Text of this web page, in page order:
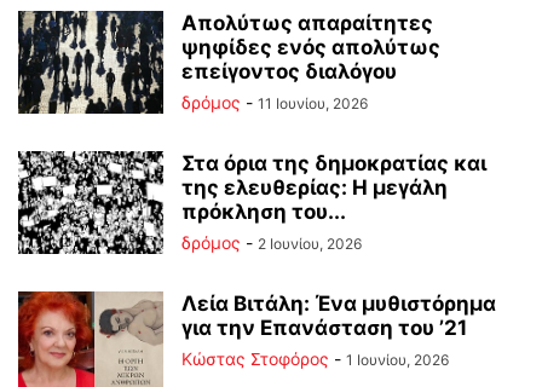
Απολύτως απαραίτητες
ψηφίδες ενός απολύτως
επείγοντος διαλόγου
δρόμος - 11 Ιουνίου, 2026
Στα όρια της δημοκρατίας και
της ελευθερίας: Η μεγάλη
πρόκληση του...
δρόμος - 2 Ιουνίου, 2026
Λεία Βιτάλη: Ένα μυθιστόρημα
για την Επανάσταση του ’21
Κώστας Στοφόρος - 1 Ιουνίου, 2026